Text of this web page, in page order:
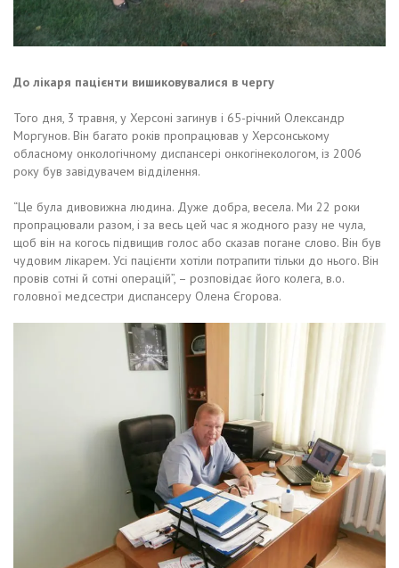
До лікаря пацієнти вишиковувалися в чергу
Того дня, 3 травня, у Херсоні загинув і 65-річний Олександр
Моргунов. Він багато років пропрацював у Херсонському
обласному онкологічному диспансері онкогінекологом, із 2006
року був завідувачем відділення.
“Це була дивовижна людина. Дуже добра, весела. Ми 22 роки
пропрацювали разом, і за весь цей час я жодного разу не чула,
щоб він на когось підвищив голос або сказав погане слово. Він був
чудовим лікарем. Усі пацієнти хотіли потрапити тільки до нього. Він
провів сотні й сотні операцій”, – розповідає його колега, в.о.
головної медсестри диспансеру Олена Єгорова.